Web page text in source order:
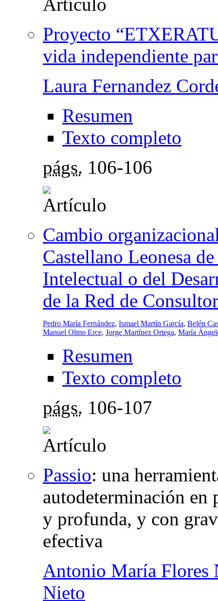
Proyecto
vida independiente
Laura Fernandez
Resumen
Texto completo
págs. 106-106
Cambio
Castellano Leonesa
Intelectual o del
de la Red de
Pedro María Fernández, Ismael Martín García, Belén
Manuel Olmo Erce, Jorge Martínez Ortega, María
Resumen
Texto completo
págs. 106-107
Passio: una
autodeterminación en
y profunda, y con
efectiva
Antonio María Flores
Nieto